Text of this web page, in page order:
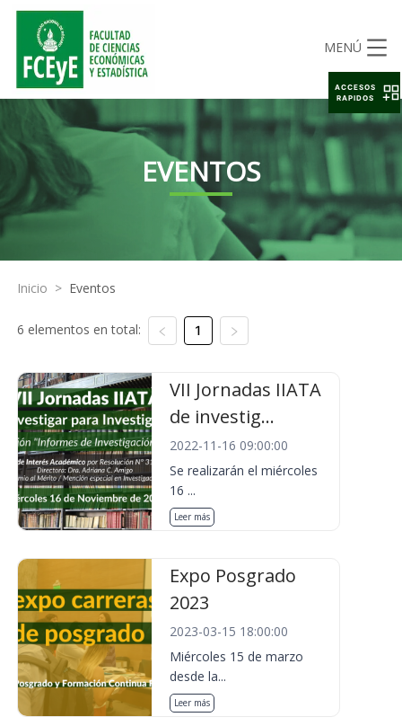
MENÚ
EVENTOS
Inicio > Eventos
6 elementos en total: 1
VII Jornadas IIATA
de investig...
2022-11-16 09:00:00
Se realizarán el miércoles
16 ...
Leer más
Expo Posgrado
2023
2023-03-15 18:00:00
Miércoles 15 de marzo
desde la...
Leer más
ACCESOS
RAPIDOS